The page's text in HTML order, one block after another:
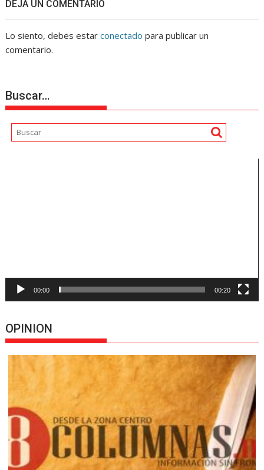
DEJA UN COMENTARIO
Lo siento, debes estarconectado para publicar un
comentario.
Buscar…
00:00 00:20
OPINION